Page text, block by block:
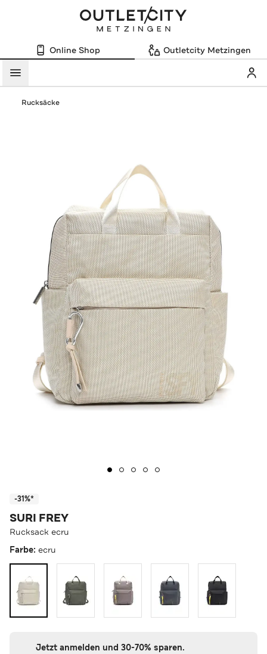
Online Shop Outletcity Metzingen
Menü
Rucksäcke
-31%*
SURI FREY
Rucksack ecru
Farbe: ecru
Jetzt anmelden und 30-70% sparen.